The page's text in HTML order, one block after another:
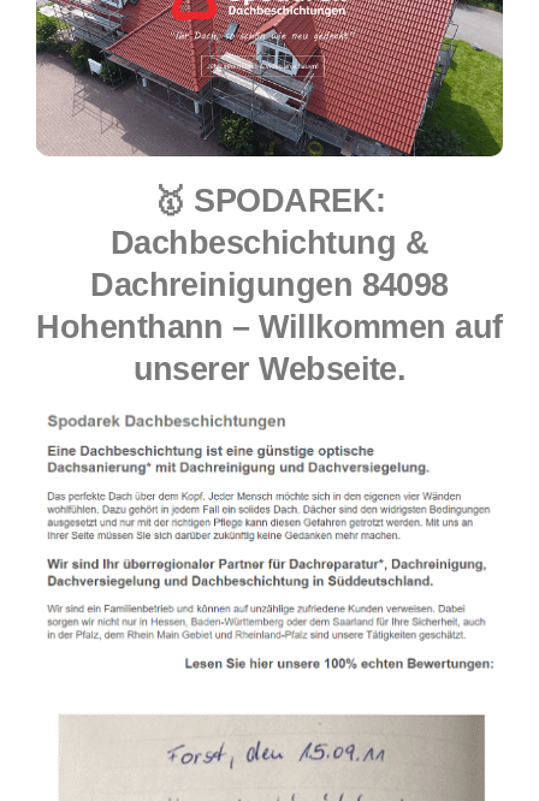
🥇 SPODAREK:
Dachbeschichtung &
Dachreinigungen 84098
Hohenthann – Willkommen auf
unserer Webseite.